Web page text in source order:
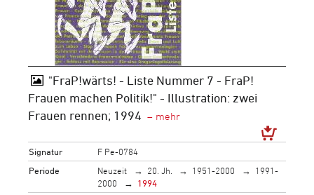
"FraP!wärts! - Liste Nummer 7 - FraP!
Frauen machen Politik!" - Illustration: zwei
Frauen rennen; 1994
Signatur
F Pe-0784
Periode
Neuzeit 20. Jh. 1951-2000
1991-
2000
1994